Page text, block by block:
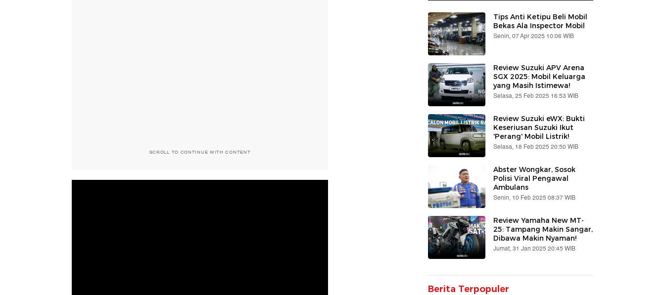
SCROLL TO CONTINUE WITH CONTENT
Tips Anti Ketipu Beli Mobil
Bekas Ala Inspector Mobil
Senin, 07 Apr 2025 10:06 WIB
Review Suzuki APV Arena
SGX 2025: Mobil Keluarga
yang Masih Istimewa!
Selasa, 25 Feb 2025 16:53 WIB
Review Suzuki eWX: Bukti
Keseriusan Suzuki Ikut
'Perang' Mobil Listrik!
Selasa, 18 Feb 2025 20:50 WIB
Abster Wongkar, Sosok
Polisi Viral Pengawal
Ambulans
Senin, 10 Feb 2025 08:37 WIB
Review Yamaha New MT-
25: Tampang Makin Sangar,
Dibawa Makin Nyaman!
Jumat, 31 Jan 2025 20:45 WIB
Berita Terpopuler